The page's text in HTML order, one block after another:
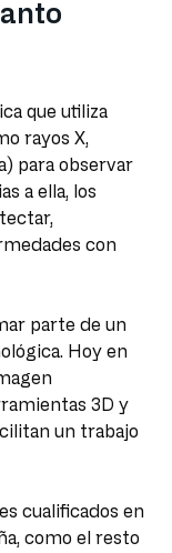
que utiliza
rayos X,
para observar
a ella, los
con
parte de un
Hoy en
3D y
un trabajo
cualificados en
como el resto